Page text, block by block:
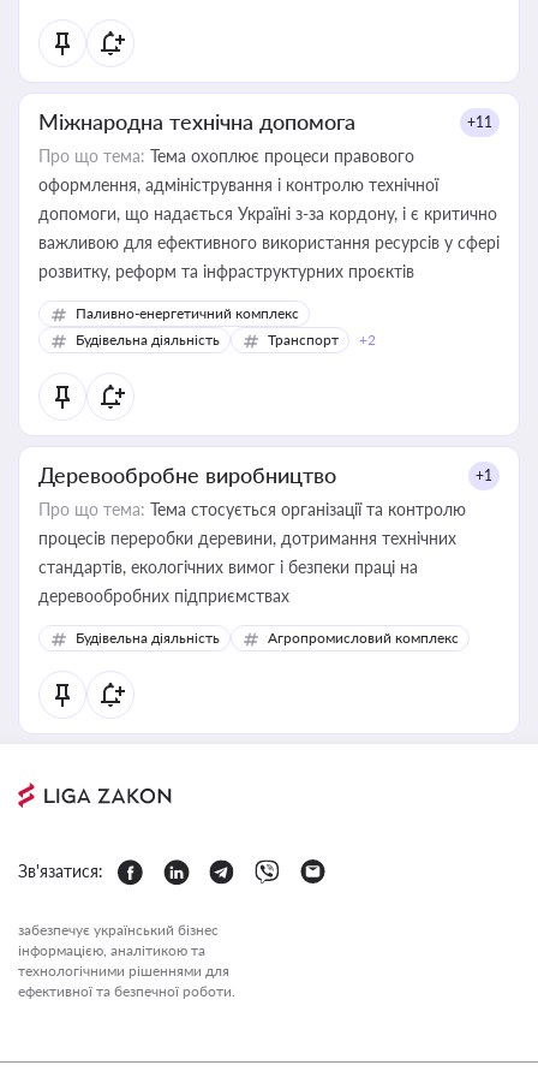
Міжнародна технічна допомога +11
Про що тема: Тема охоплює процеси правового
оформлення, адміністрування і контролю технічної
допомоги, що надається Україні з-за кордону, і є критично
важливою для ефективного використання ресурсів у сфері
розвитку, реформ та інфраструктурних проєктів
Паливно-енергетичний комплекс
Будівельна діяльність
Транспорт +2
Деревообробне виробництво +1
Про що тема: Тема стосується організації та контролю
процесів переробки деревини, дотримання технічних
стандартів, екологічних вимог і безпеки праці на
деревообробних підприємствах
Будівельна діяльність Агропромисловий комплекс
Зв'язатися:
забезпечує український бізнес
інформацією, аналітикою та
технологічними рішеннями для
ефективної та безпечної роботи.